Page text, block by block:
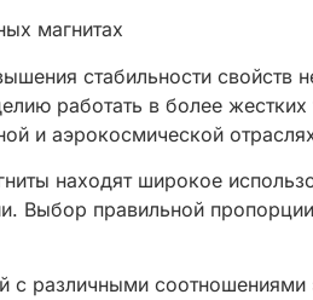
магнитах
стабильности свойств
работать в более
и аэрокосмической
находят широкое
Выбор правильной
с различными